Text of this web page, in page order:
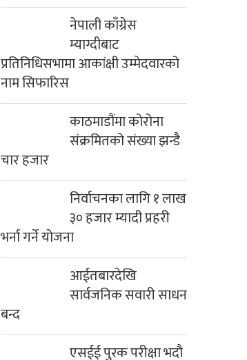
नेपाली काँग्रेस
म्याग्दीबाट
प्रतिनिधिसभामा आकांक्षी उम्मेदवारको
नाम सिफारिस
काठमाडौंमा कोरोना
संक्रमितको संख्या झन्डै
चार हजार
निर्वाचनका लागि १ लाख
३० हजार म्यादी प्रहरी
भर्ना गर्ने योजना
आईतबारदेखि
सार्वजनिक सवारी साधन
बन्द
एसईई पुरक परीक्षा भदौ